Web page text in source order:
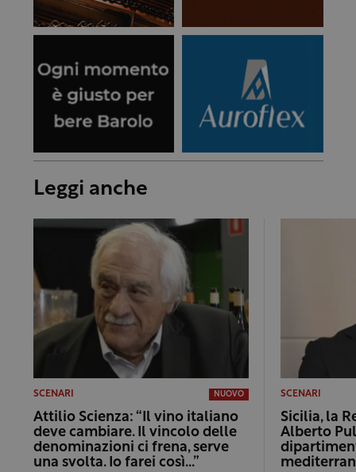
Leggi anche
SCENARI NUOVO
Attilio Scienza: “Il vino italiano
deve cambiare. Il vincolo delle
denominazioni ci frena, serve
una svolta. Io farei così…”
SCENARI
Sicilia, la
Alberto